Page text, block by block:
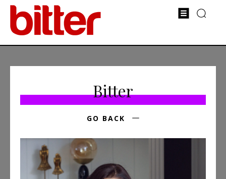
Bitter
GO BACK